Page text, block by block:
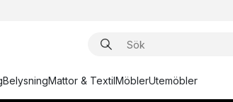
BelysningMattor & TextilMöblerUtemöbler